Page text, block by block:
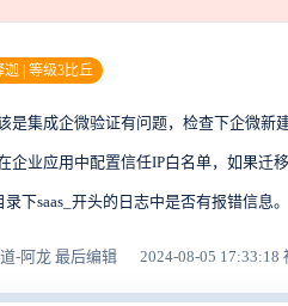
迦 | 等级3比丘
是集成企微验证有问题，检查下企微新
企业应用中配置信任IP白名单，如果迁
下saas_开头的日志中是否有报错信息。
-阿龙 最后编辑 2024-08-05 17:33:18